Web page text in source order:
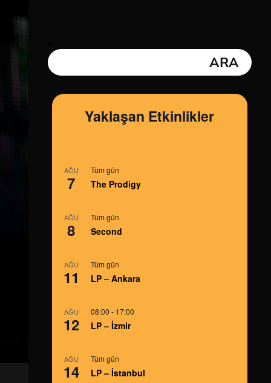
Yaklaşan Etkinlikler
AĞU
7
Tüm gün
The Prodigy
AĞU
8
Tüm gün
Second
AĞU
11
Tüm gün
LP – Ankara
AĞU
12
08:00 - 17:00
LP – İzmir
AĞU
14
Tüm gün
LP – İstanbul